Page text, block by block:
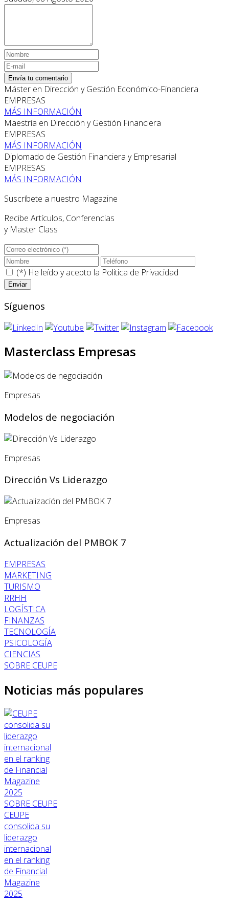
Envía tu comentario
Máster en Dirección y Gestión Económico-Financiera
EMPRESAS
MÁS INFORMACIÓN
Maestría en Dirección y Gestión Financiera
EMPRESAS
MÁS INFORMACIÓN
Diplomado de Gestión Financiera y Empresarial
EMPRESAS
MÁS INFORMACIÓN
Suscríbete a nuestro Magazine
Recibe Artículos, Conferencias
y Master Class
(*) He leído y acepto la Politica de Privacidad
Síguenos
Masterclass Empresas
Empresas
Modelos de negociación
Empresas
Dirección Vs Liderazgo
Empresas
Actualización del PMBOK 7
EMPRESAS
MARKETING
TURISMO
RRHH
LOGÍSTICA
FINANZAS
TECNOLOGÍA
PSICOLOGÍA
CIENCIAS
SOBRE CEUPE
Noticias más populares
SOBRE CEUPE
CEUPE
consolida su
liderazgo
internacional
en el ranking
de Financial
Magazine
2025